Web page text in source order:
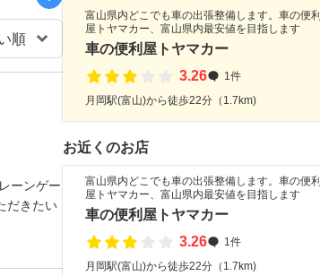
ーンゲー
だきたい
富山県内どこでも車の出張整備します。車の便利
屋トヤマカー、富山県内最安値を目指します
車の便利屋トヤマカー
3.26
1件
月岡駅(富山)から徒歩22分（1.7km)
お近くのお店
富山県内どこでも車の出張整備します。車の便利
屋トヤマカー、富山県内最安値を目指します
車の便利屋トヤマカー
3.26
1件
月岡駅(富山)から徒歩22分（1.7km)